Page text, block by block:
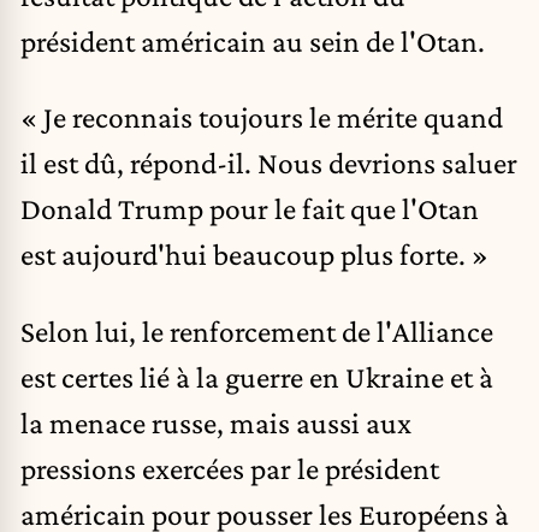
président américain au sein de l'Otan.
« Je reconnais toujours le mérite quand
il est dû, répond-il. Nous devrions saluer
Donald Trump pour le fait que l'Otan
est aujourd'hui beaucoup plus forte. »
Selon lui, le renforcement de l'Alliance
est certes lié à la guerre en Ukraine et à
la menace russe, mais aussi aux
pressions exercées par le président
américain pour pousser les Européens à